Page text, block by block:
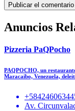
Anuncios
Pizzeria PaQPocho
PAQPOCHO, un
Maracaibo, Venezuela,
Av.